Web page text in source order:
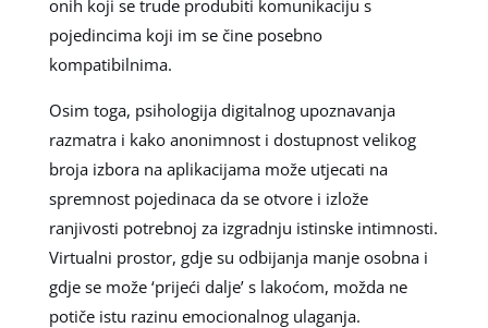
onih koji se trude produbiti komunikaciju s
pojedincima koji im se čine posebno
kompatibilnima.
Osim toga, psihologija digitalnog upoznavanja
razmatra i kako anonimnost i dostupnost velikog
broja izbora na aplikacijama može utjecati na
spremnost pojedinaca da se otvore i izlože
ranjivosti potrebnoj za izgradnju istinske intimnosti.
Virtualni prostor, gdje su odbijanja manje osobna i
gdje se može ‘prijeći dalje’ s lakoćom, možda ne
potiče istu razinu emocionalnog ulaganja.